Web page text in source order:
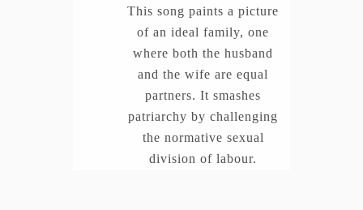
This song paints a picture
of an ideal family, one
where both the husband
and the wife are equal
partners. It smashes
patriarchy by challenging
the normative sexual
division of labour.